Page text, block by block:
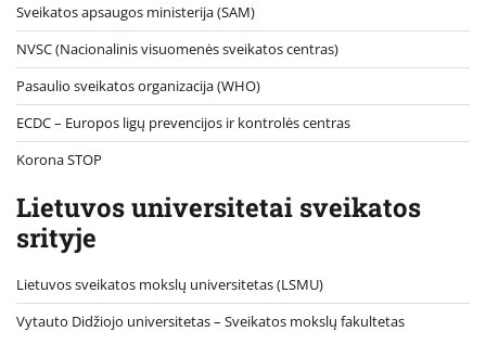
Sveikatos apsaugos ministerija (SAM)
NVSC (Nacionalinis visuomenės sveikatos centras)
Pasaulio sveikatos organizacija (WHO)
ECDC – Europos ligų prevencijos ir kontrolės centras
Korona STOP
Lietuvos universitetai sveikatos
srityje
Lietuvos sveikatos mokslų universitetas (LSMU)
Vytauto Didžiojo universitetas– Sveikatos mokslų fakultetas